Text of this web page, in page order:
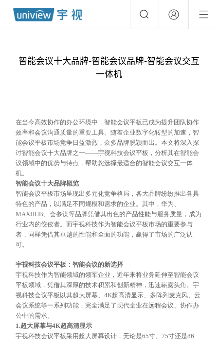
智能会议十大品牌-智能会议品牌-智能会议交互
一体机
在当今高效协作的办公环境中，智能会议平板已成为提升团队协作
效率和会议沟通质量的重要工具。随着企业数字化转型的加速，智
能会议平板市场竞争日益激烈，众多品牌脱颖而出。本文将深入探
讨智能会议十大品牌之一——宇视科技会议平板，分析其在智能会
议领域中的优势与特点，帮助您选择最适合的智能会议交互一体
机。
智能会议十大品牌概览
智能会议平板市场呈现出多元化竞争格局，各大品牌纷纷推出各具
特色的产品，以满足不同规模和需求的企业。其中，华为、
MAXHUB、会参谋等品牌凭借其出色的产品性能与服务质量，成为
行业内的佼佼者。而宇视科技作为智能会议平板市场的重要参与
者，同样凭借其卓越的性能和全面的功能，赢得了市场的广泛认
可。
宇视科技会议平板：智能会议的新选择
宇视科技作为智能领域的领军企业，近年来将业务延伸至智能会议
平板领域，凭借其深厚的技术积累和创新精神，迅速崭露头角。宇
视科技会议平板以其超大屏幕、4K超高清显示、多阵列麦克风、云
会议系统等一系列功能，完全满足了现代企业在远程会议、协作办
公中的需求。
1.超大屏幕与4K超高清显示
宇视科技会议平板采用超大屏幕设计，无论是65寸、75寸还是86